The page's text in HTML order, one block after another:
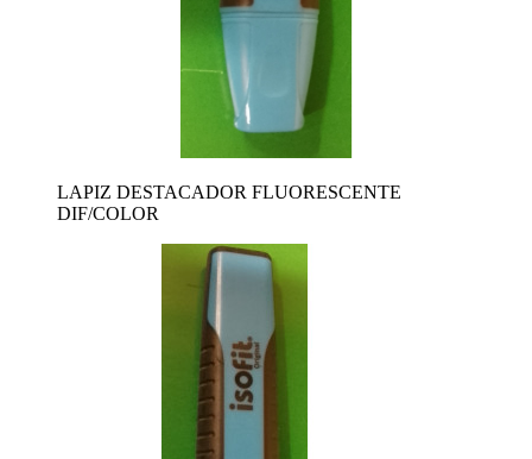
LAPIZ DESTACADOR FLUORESCENTE
DIF/COLOR